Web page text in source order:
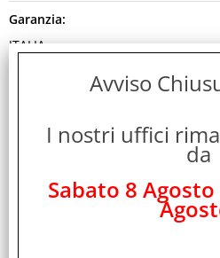
Garanzia:
ITALIA
Cod. EAN:
Cod. Produttore:
Avviso
I nostri uffici
da
Sabato 8